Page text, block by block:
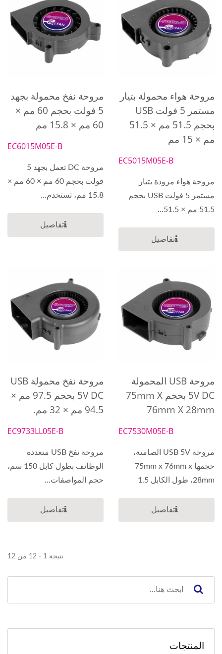
مروحة هواء محمولة بتيار
مستمر 5 فولت USB
بحجم 51.5 مم × 51.5
مم × 15 مم
EC5015M05E-B
مروحة هواء مزودة بتيار
مستمر 5 فولت USB بحجم
51.5 مم × 51.5...
تفاصيل
مروحة نفخ محمولة بجهد
5 فولت بحجم 60 مم ×
60 مم × 15.8 مم
EC6015M05E-B
مروحة DC تعمل بجهد 5
فولت بحجم 60 مم × 60 مم ×
15.8 مم، تستخدم...
تفاصيل
مروحة USB المحمولة
5V DC بحجم 75mm X
76mm X 28mm
EC7530M05E-B
مروحة USB 5V الصامتة،
حجمها 75mm x 76mm x
28mm، طول الكابل 1.5
تفاصيل
مروحة نفخ محمولة USB
5V DC بحجم 97.5 مم ×
94.5 مم × 32 مم.
EC9733LL05E-B
مروحة نفخ USB متعددة
الوظائف بطول كابل 150 سم،
حجم المواصفات...
تفاصيل
نتيجة 1 - 12 من 12
المنتجات